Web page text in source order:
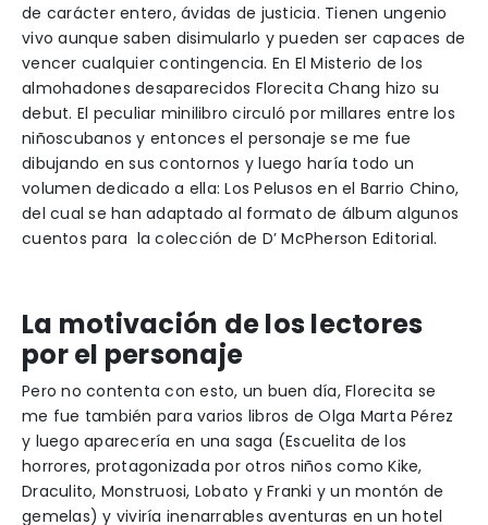
de carácter entero, ávidas de justicia. Tienen ungenio
vivo aunque saben disimularlo y pueden ser capaces de
vencer cualquier contingencia. En El Misterio de los
almohadones desaparecidos Florecita Chang hizo su
debut. El peculiar minilibro circuló por millares entre los
niñoscubanos y entonces el personaje se me fue
dibujando en sus contornos y luego haría todo un
volumen dedicado a ella: Los Pelusos en el Barrio Chino,
del cual se han adaptado al formato de álbum algunos
cuentos para la colección de D’ McPherson Editorial.
La motivación de los lectores
por el personaje
Pero no contenta con esto, un buen día, Florecita se
me fue también para varios libros de Olga Marta Pérez
y luego aparecería en una saga (Escuelita de los
horrores, protagonizada por otros niños como Kike,
Draculito, Monstruosi, Lobato y Franki y un montón de
gemelas) y viviría inenarrables aventuras en un hotel